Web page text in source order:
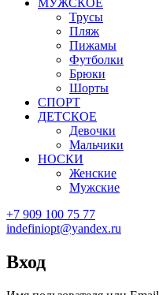
МУЖСКОЕ
Трусы
Пляж
Пижамы
Футболки
Брюки
Шорты
СПОРТ
ДЕТСКОЕ
Девочки
Мальчики
НОСКИ
Женские
Мужские
+7 909 100 75 77
indefiniopt@yandex.ru
Вход